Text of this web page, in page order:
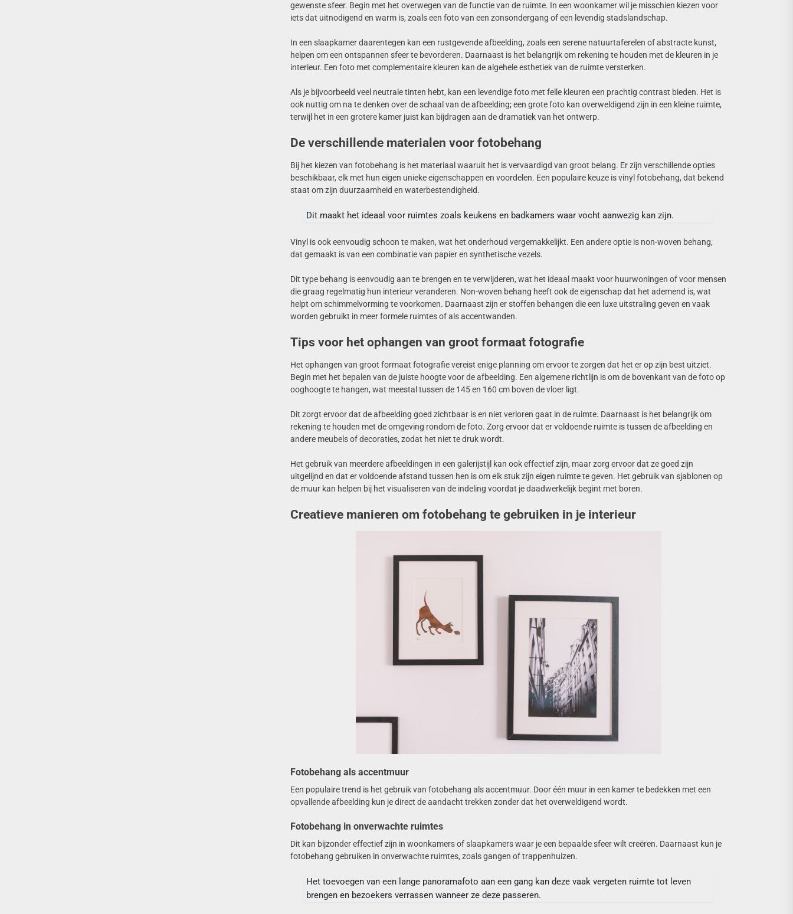
gewenste sfeer. Begin met het overwegen van de functie van de ruimte. In een woonkamer wil je misschien kiezen voor
iets dat uitnodigend en warm is, zoals een foto van een zonsondergang of een levendig stadslandschap.
In een slaapkamer daarentegen kan een rustgevende afbeelding, zoals een serene natuurtaferelen of abstracte kunst,
helpen om een ontspannen sfeer te bevorderen. Daarnaast is het belangrijk om rekening te houden met de kleuren in je
interieur. Een foto met complementaire kleuren kan de algehele esthetiek van de ruimte versterken.
Als je bijvoorbeeld veel neutrale tinten hebt, kan een levendige foto met felle kleuren een prachtig contrast bieden. Het is
ook nuttig om na te denken over de schaal van de afbeelding; een grote foto kan overweldigend zijn in een kleine ruimte,
terwijl het in een grotere kamer juist kan bijdragen aan de dramatiek van het ontwerp.
De verschillende materialen voor fotobehang
Bij het kiezen van fotobehang is het materiaal waaruit het is vervaardigd van groot belang. Er zijn verschillende opties
beschikbaar, elk met hun eigen unieke eigenschappen en voordelen. Een populaire keuze is vinyl fotobehang, dat bekend
staat om zijn duurzaamheid en waterbestendigheid.
Dit maakt het ideaal voor ruimtes zoals keukens en badkamers waar vocht aanwezig kan zijn.
Vinyl is ook eenvoudig schoon te maken, wat het onderhoud vergemakkelijkt. Een andere optie is non-woven behang,
dat gemaakt is van een combinatie van papier en synthetische vezels.
Dit type behang is eenvoudig aan te brengen en te verwijderen, wat het ideaal maakt voor huurwoningen of voor mensen
die graag regelmatig hun interieur veranderen. Non-woven behang heeft ook de eigenschap dat het ademend is, wat
helpt om schimmelvorming te voorkomen. Daarnaast zijn er stoffen behangen die een luxe uitstraling geven en vaak
worden gebruikt in meer formele ruimtes of als accentwanden.
Tips voor het ophangen van groot formaat fotografie
Het ophangen van groot formaat fotografie vereist enige planning om ervoor te zorgen dat het er op zijn best uitziet.
Begin met het bepalen van de juiste hoogte voor de afbeelding. Een algemene richtlijn is om de bovenkant van de foto op
ooghoogte te hangen, wat meestal tussen de 145 en 160 cm boven de vloer ligt.
Dit zorgt ervoor dat de afbeelding goed zichtbaar is en niet verloren gaat in de ruimte. Daarnaast is het belangrijk om
rekening te houden met de omgeving rondom de foto. Zorg ervoor dat er voldoende ruimte is tussen de afbeelding en
andere meubels of decoraties, zodat het niet te druk wordt.
Het gebruik van meerdere afbeeldingen in een galerijstijl kan ook effectief zijn, maar zorg ervoor dat ze goed zijn
uitgelijnd en dat er voldoende afstand tussen hen is om elk stuk zijn eigen ruimte te geven. Het gebruik van sjablonen op
de muur kan helpen bij het visualiseren van de indeling voordat je daadwerkelijk begint met boren.
Creatieve manieren om fotobehang te gebruiken in je interieur
Fotobehang als accentmuur
Een populaire trend is het gebruik van fotobehang als accentmuur. Door één muur in een kamer te bedekken met een
opvallende afbeelding kun je direct de aandacht trekken zonder dat het overweldigend wordt.
Fotobehang in onverwachte ruimtes
Dit kan bijzonder effectief zijn in woonkamers of slaapkamers waar je een bepaalde sfeer wilt creëren. Daarnaast kun je
fotobehang gebruiken in onverwachte ruimtes, zoals gangen of trappenhuizen.
Het toevoegen van een lange panoramafoto aan een gang kan deze vaak vergeten ruimte tot leven
brengen en bezoekers verrassen wanneer ze deze passeren.